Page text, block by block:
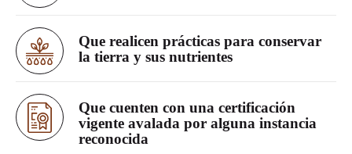
Que realicen prácticas para conservar
la tierra y sus nutrientes
Que cuenten con una certificación
vigente avalada por alguna instancia
reconocida